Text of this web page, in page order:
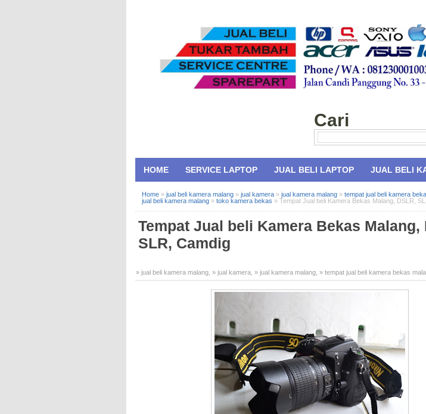
Cari
HOME SERVICE LAPTOP JUAL BELI LAPTOP JUAL BELI
Home » jual beli kamera malang » jual kamera » jual kamera malang » tempat jual beli kamera
jual beli kamera malang » toko kamera bekas » Tempat Jual beli Kamera Bekas Malang, DSLR,
Tempat Jual beli Kamera Bekas Malang,
SLR, Camdig
» jual beli kamera malang » jual kamera » jual kamera malang » tempat jual beli kamera bekas
beli kamera malang,» toko kamera bekas